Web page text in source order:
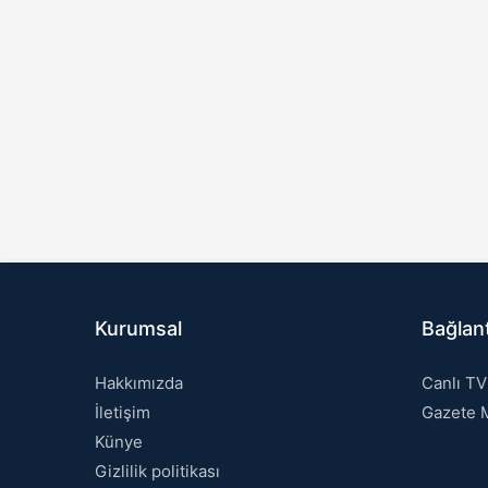
Kurumsal
Hakkımızda
İletişim
Künye
Gizlilik politikası
Canlı TV
Gazete